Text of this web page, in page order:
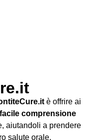
è offrire ai
comprensione
aiutandoli a prendere
salute orale.